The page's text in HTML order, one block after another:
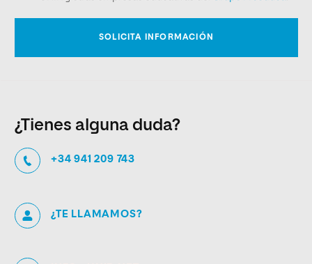
¿Tienes alguna duda?
+34 941 209 743
¿TE LLAMAMOS?